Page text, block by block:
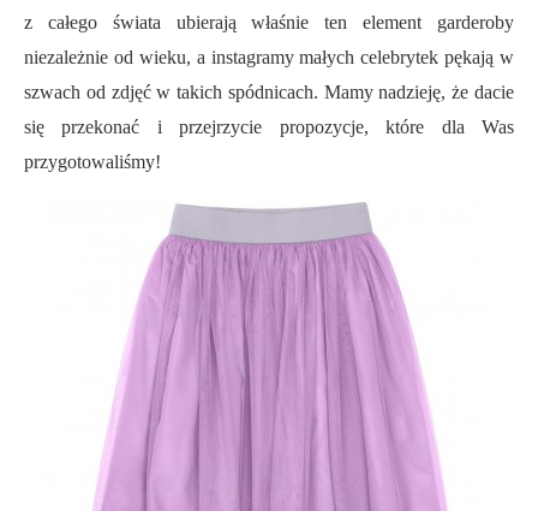
z całego świata ubierają właśnie ten element garderoby
niezależnie od wieku, a instagramy małych celebrytek pękają w
szwach od zdjęć w takich spódnicach. Mamy nadzieję, że dacie
się przekonać i przejrzycie propozycje, które dla Was
przygotowaliśmy!